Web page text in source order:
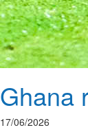
Ghana
17/06/2026